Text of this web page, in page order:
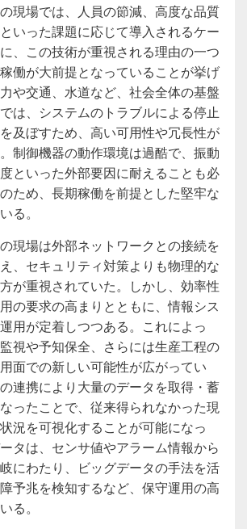
現場では、人員の節減、高度な品質
いった課題に応じて導入されるケー
、この技術が重視される理由の一つ
働が大前提となっていることが挙げ
や交通、水道など、社会全体の基盤
は、システムのトラブルによる停止
及ぼすため、高い可用性や冗長性が
制御機器の動作環境は過酷で、振動
といった外部要因に耐えることも必
ため、長期稼働を前提とした堅牢な
る。
現場は外部ネットワークとの接続を
、セキュリティ対策よりも物理的な
が重視されていた。しかし、効率性
の要求の高まりとともに、情報シス
用が定着しつつある。これによっ
視や予知保全、さらには生産工程の
面での新しい可能性が広がってい
連携により大量のデータを取得・蓄
ったことで、従来得られなかった現
況を可視化することが可能になっ
タは、センサ値やアラーム情報から
にわたり、ビッグデータの手法を活
予兆を検知するなど、保守運用の高
る。